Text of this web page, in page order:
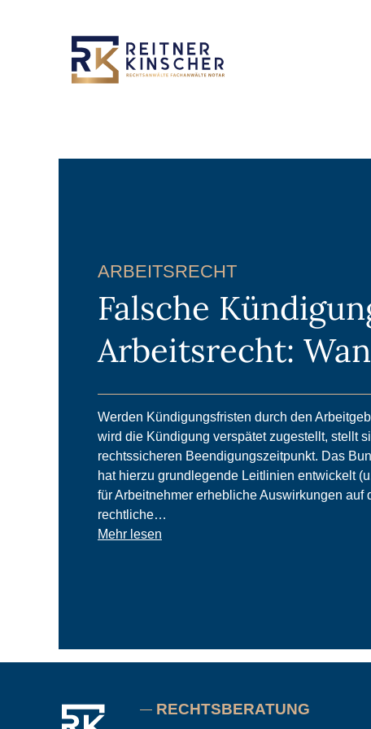
ARBEITSRECHT
Falsche
Arbeitsrecht:
Werden Kündigungsfristen durch den
wird die Kündigung verspätet zugestellt, stellt
rechtssicheren Beendigungszeitpunkt. Das
hat hierzu grundlegende Leitlinien entwickelt
für Arbeitnehmer erhebliche Auswirkungen auf
rechtliche…
Mehr lesen
RECHTSBERATUNG